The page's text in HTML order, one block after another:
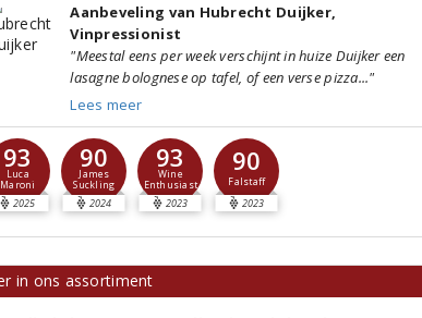
Aanbeveling van Hubrecht Duijker,
Vinpressionist
"Meestal eens per week verschijnt in huize Duijker een
lasagne bolognese op tafel, of een verse pizza..."
Lees meer
93
Luca
Maroni
2025
90
James
Suckling
2024
93
Wine
Enthusiast
2023
90
Falstaff
2023
in ons assortiment